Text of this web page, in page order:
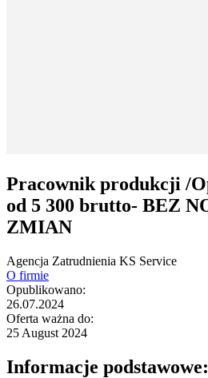
Pracownik produkcji /
od 5 300 brutto- BEZ
ZMIAN
Agencja Zatrudnienia KS Service
O firmie
Opublikowano:
26.07.2024
Oferta ważna do:
25 August 2024
Informacje podstawowe: